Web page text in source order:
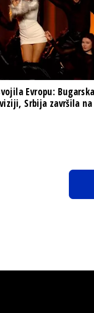
Evropu: Bugarska
Srbija završila na